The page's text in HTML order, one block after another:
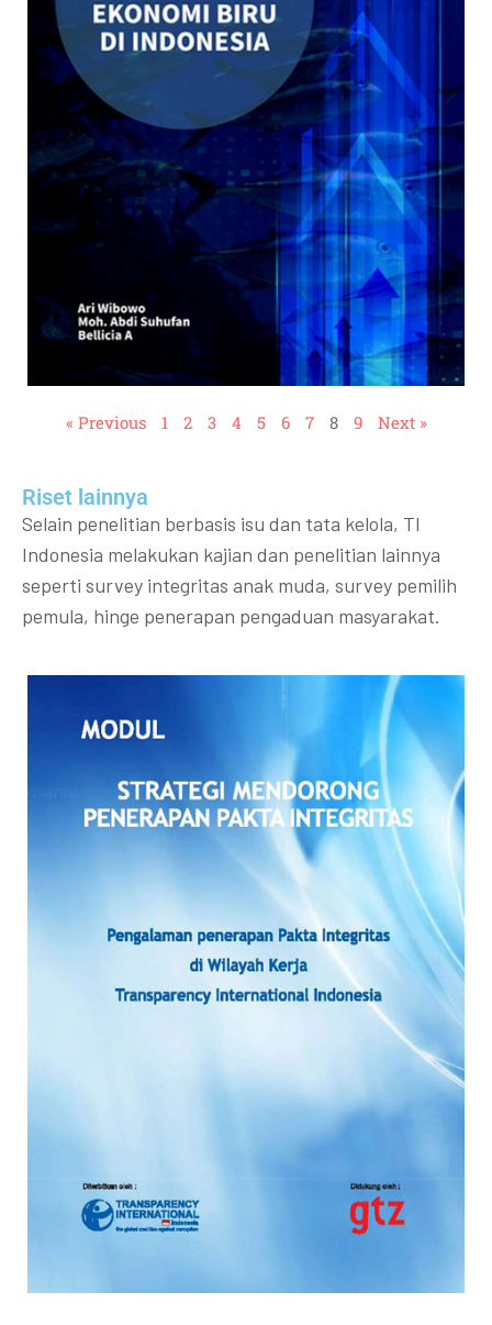
« Previous 1 2 3 4 5 6 7 8 9 Next »
Riset lainnya​​
Selain penelitian berbasis isu dan tata kelola, TI
Indonesia melakukan kajian dan penelitian lainnya
seperti survey integritas anak muda, survey pemilih
pemula, hinge penerapan pengaduan masyarakat.